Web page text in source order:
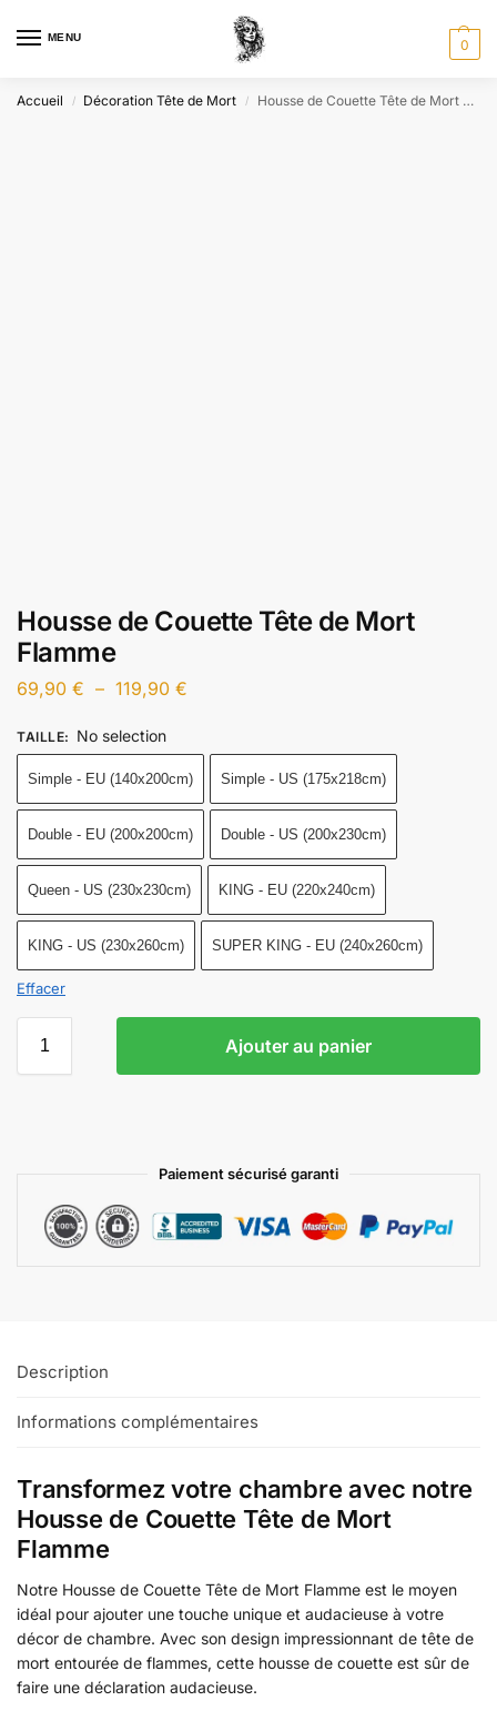
MENU 0
Accueil / Décoration Tête de Mort / Housse de Couette Tête de Mort Flamme
Housse de Couette Tête de Mort
Flamme
69,90 € – 119,90 €
TAILLE: No selection
Simple - EU (140x200cm) Simple - US (175x218cm)
Double - EU (200x200cm) Double - US (200x230cm)
Queen - US (230x230cm) KING - EU (220x240cm)
KING - US (230x260cm) SUPER KING - EU (240x260cm)
Effacer
Ajouter au panier
Paiement sécurisé garanti
Description
Informations complémentaires
Transformez votre chambre avec notre
Housse de Couette Tête de Mort
Flamme
Notre Housse de Couette Tête de Mort Flamme est le moyen
idéal pour ajouter une touche unique et audacieuse à votre
décor de chambre. Avec son design impressionnant de tête de
mort entourée de flammes, cette housse de couette est sûr de
faire une déclaration audacieuse.